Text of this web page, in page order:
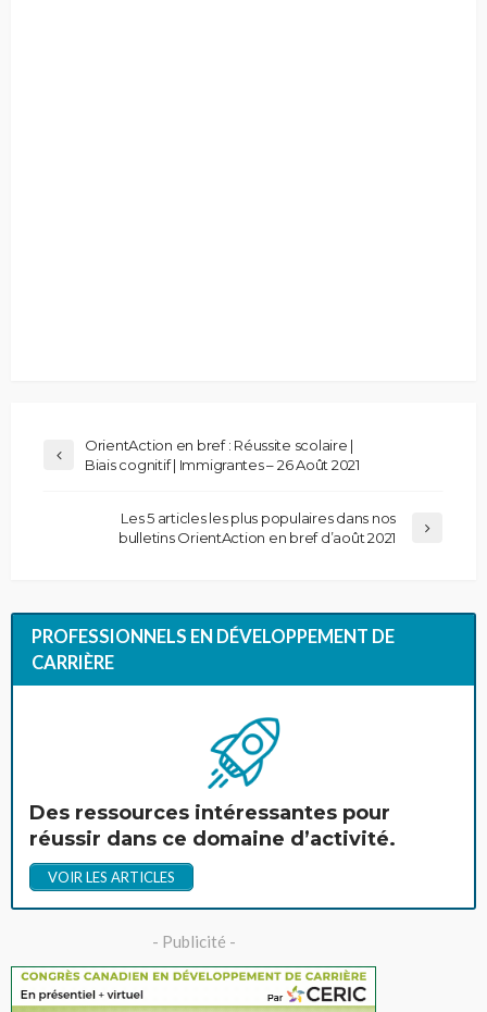
OrientAction en bref : Réussite scolaire |
Biais cognitif | Immigrantes – 26 Août 2021
Les 5 articles les plus populaires dans nos
bulletins OrientAction en bref d’août 2021
PROFESSIONNELS EN DÉVELOPPEMENT DE
CARRIÈRE
Des ressources intéressantes pour
réussir dans ce domaine d’activité.
VOIR LES ARTICLES
- Publicité -